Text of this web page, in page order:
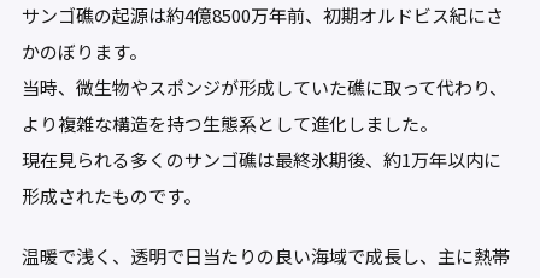
サンゴ礁の起源は約4億8500万年前、初期オルドビス紀にさ
かのぼります。
当時、微生物やスポンジが形成していた礁に取って代わり、
より複雑な構造を持つ生態系として進化しました。
現在見られる多くのサンゴ礁は最終氷期後、約1万年以内に
形成されたものです。
温暖で浅く、透明で日当たりの良い海域で成長し、主に熱帯